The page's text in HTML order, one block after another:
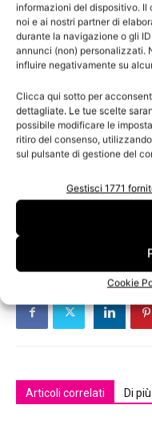
informazioni del dispositivo. Il
noi e ai nostri partner di
durante la navigazione o gli
annunci (non) personalizzati.
influire negativamente su
Clicca qui sotto per
dettagliate. Le tue scelte
possibile modificare le
ritiro del consenso,
sul pulsante di gestione del
Gestisci 1771
Cookie
La collezione Coppers
specchiante, texture
tatto, trame a nido
ha voluto restituire al
luce. Tutte le carte
disponibili in pacchi da
Articoli correlati Di